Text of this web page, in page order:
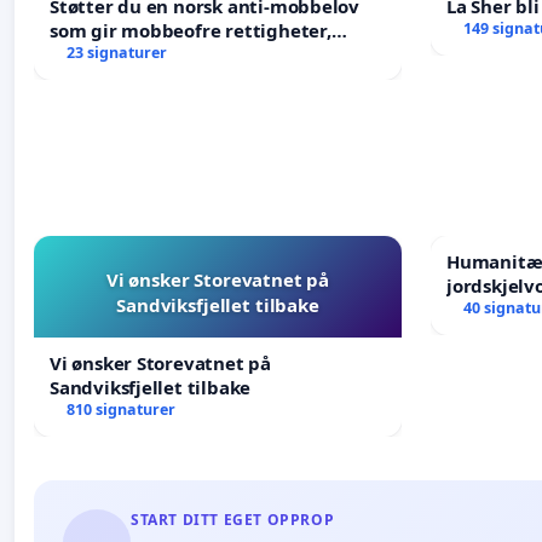
Støtter du en norsk anti-mobbelov
som gir mobbeofre rettigheter,
oppreisning og hjelp?
23 signaturer
La Sher
149
Vi ønsker Storevatnet på
Sandviksfjellet tilbake
Vi ønsker Storevatnet på
Sandviksfjellet tilbake
810 signaturer
40
START DITT EGET OPPROP